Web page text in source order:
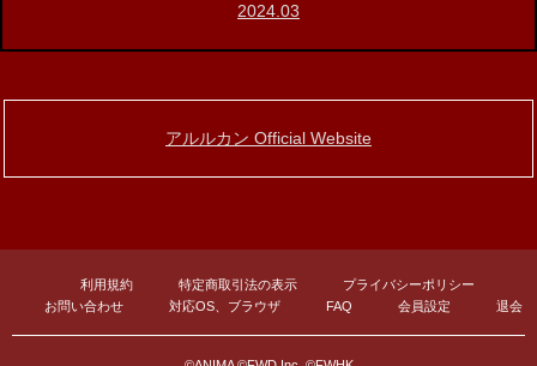
2024.03
アルルカン Official Website
利用規約 特定商取引法の表示
プライバシーポリシー
お問い合わせ
対応OS、ブラウザ FAQ 会員設定 退会